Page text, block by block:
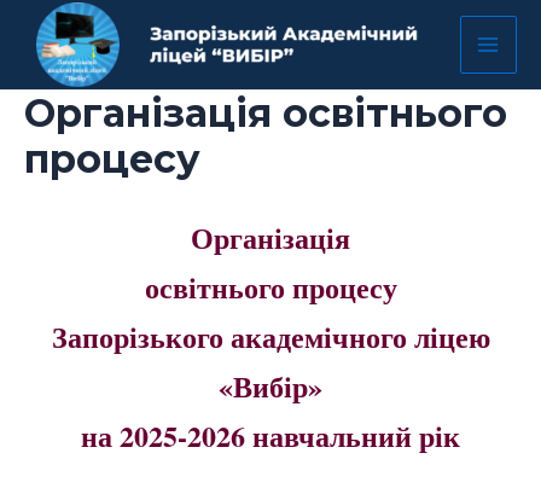
Перейти
вмісту
Організація освітнього
процесу
Організація
освітнього процесу
Запорізького академічного ліцею
«Вибір»
на 2025-2026 навчальний рік